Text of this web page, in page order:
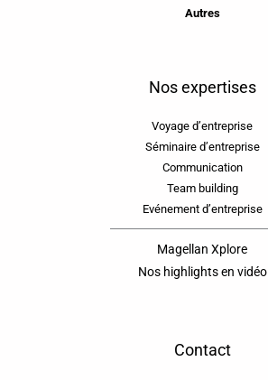
Autres
Nos expertises
Voyage d’entreprise
Séminaire d’entreprise
Communication
Team building
Evénement d’entreprise
Magellan Xplore
Nos highlights en vidéo
Contact